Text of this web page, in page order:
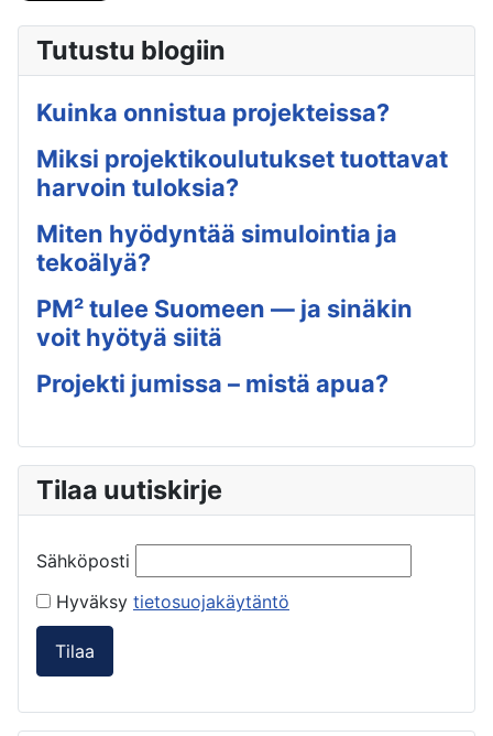
Tutustu blogiin
Kuinka onnistua projekteissa?
Miksi projektikoulutukset tuottavat
harvoin tuloksia?
Miten hyödyntää simulointia ja
tekoälyä?
PM² tulee Suomeen — ja sinäkin
voit hyötyä siitä
Projekti jumissa – mistä apua?
Tilaa uutiskirje
Sähköposti
Hyväksy tietosuojakäytäntö
Tilaa